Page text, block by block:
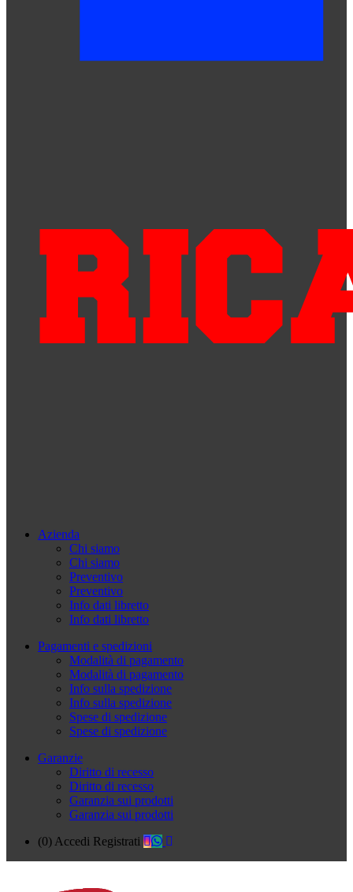
Azienda
Chi siamo
Chi siamo
Preventivo
Preventivo
Info dati libretto
Info dati libretto
Pagamenti e spedizioni
Modalità di pagamento
Modalità di pagamento
Info sulla spedizione
Info sulla spedizione
Spese di spedizione
Spese di spedizione
Garanzie
Diritto di recesso
Diritto di recesso
Garanzia sui prodotti
Garanzia sui prodotti
(0) Accedi Registrati